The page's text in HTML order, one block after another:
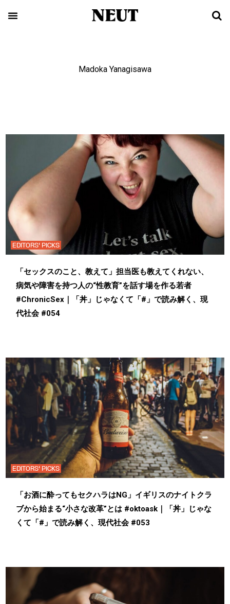
Madoka Yanagisawa
EDITORS' PICKS
「セックスのこと、教えて」担当医も教えてくれない、
病気や障害を持つ人の“性教育”を話す場を作る若者
#ChronicSex｜「丼」じゃなくて「#」で読み解く、現
代社会 #054
EDITORS' PICKS
「お酒に酔ってもセクハラはNG」イギリスのナイトクラ
ブから始まる“小さな改革”とは #oktoask｜「丼」じゃな
くて「#」で読み解く、現代社会 #053